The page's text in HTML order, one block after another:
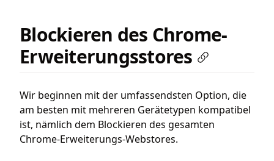
Blockieren des Chrome-
Erweiterungsstores
Wir beginnen mit der umfassendsten Option, die
am besten mit mehreren Gerätetypen kompatibel
ist, nämlich dem Blockieren des gesamten
Chrome-Erweiterungs-Webstores.